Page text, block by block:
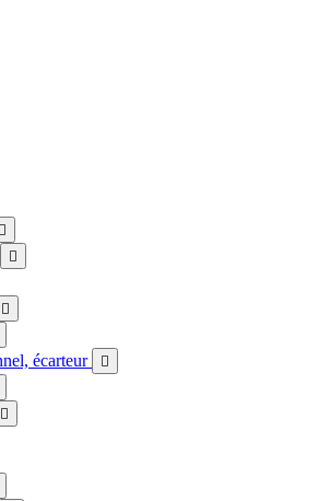



écarteur 
